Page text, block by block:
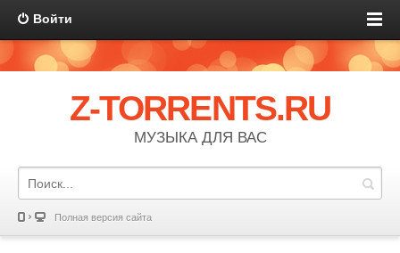
Войти
Z-TORRENTS.RU
МУЗЫКА ДЛЯ ВАС
Полная версия сайта